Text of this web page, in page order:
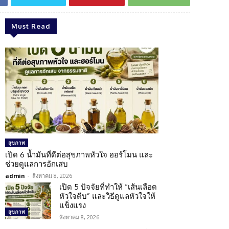
Must Read
สุขภาพ
เปิด 6 น้ำมันที่ดีต่อสุขภาพหัวใจ ฮอร์โมน และ
ช่วยดูแลการอักเสบ
admin - สิงหาคม 8, 2026
สุขภาพ
เปิด 5 ปัจจัยที่ทำให้ “เส้นเลือด
หัวใจตีบ” และวิธีดูแลหัวใจให้
แข็งแรง
สิงหาคม 8, 2026